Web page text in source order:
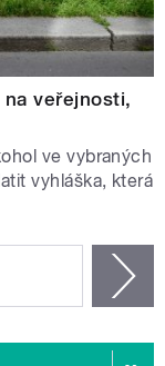
veřejnosti,
ve vybraných
vyhláška, která